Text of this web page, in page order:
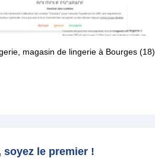
magasin de lingerie à Bourges (18).
soyez le premier !